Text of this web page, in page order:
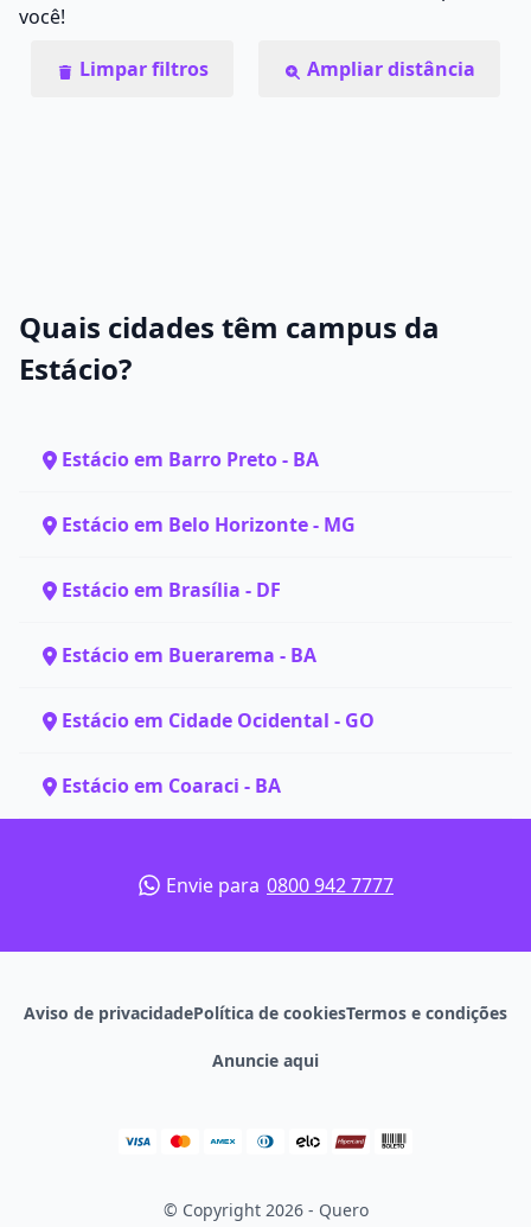
você!
Limpar filtros
Ampliar distância
Quais cidades têm campus da
Estácio?
Estácio em Barro Preto - BA
Estácio em Belo Horizonte - MG
Estácio em Brasília - DF
Estácio em Buerarema - BA
Estácio em Cidade Ocidental - GO
Estácio em Coaraci - BA
Envie para 0800 942 7777
Aviso de privacidadePolítica de cookiesTermos e condições
Anuncie aqui
© Copyright 2026 - Quero